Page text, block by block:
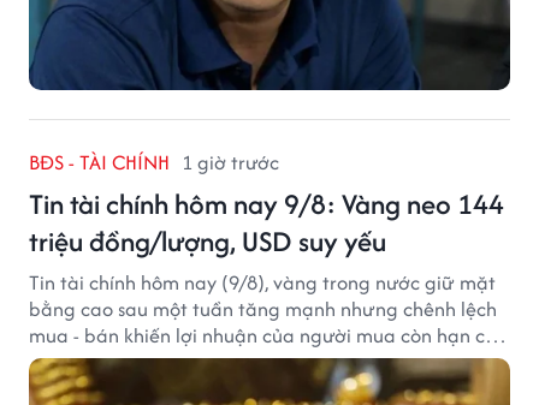
BĐS - TÀI CHÍNH 1 giờ trước
Tin tài chính hôm nay 9/8: Vàng neo 144
triệu đồng/lượng, USD suy yếu
Tin tài chính hôm nay (9/8), vàng trong nước giữ mặt
bằng cao sau một tuần tăng mạnh nhưng chênh lệch
mua - bán khiến lợi nhuận của người mua còn hạn chế,
trong khi USD chịu sức ép sau dữ liệu việc làm Mỹ gây
thất vọng.